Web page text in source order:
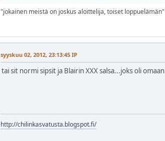
"jokainen meistä on joskus aloittelija, toiset
syyskuu 02, 2012, 23:13:45 IP
tai sit normi sipsit ja Blairin XXX salsa...joks oli
http://chilinkasvatusta.blogspot.fi/